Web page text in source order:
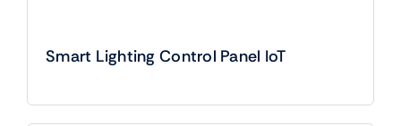
Smart Lighting Control Panel IoT